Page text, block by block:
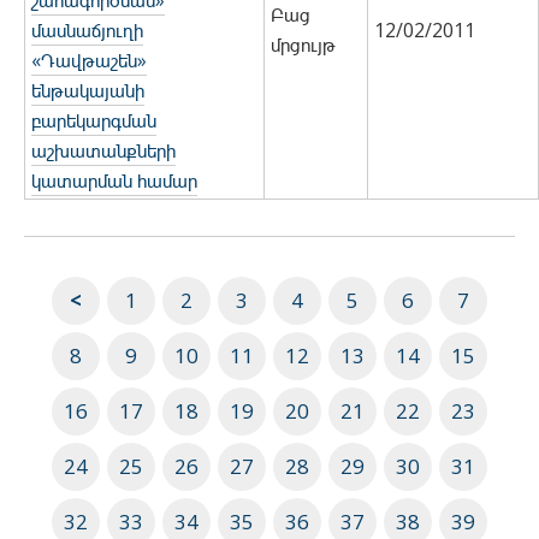
մասնաճյուղի
«Դավթաշեն»
ենթակայանի
բարեկարգման
աշխատանքների
կատարման համար
Բաց
մրցույթ
12/02/2011
< 1 2 3 4 5 6
7
8
9 10 11 12 13 14
15
16
17 18 19 20 21 22
23
24
25 26 27 28 29 30
31
32
33 34 35 36 37 38 39